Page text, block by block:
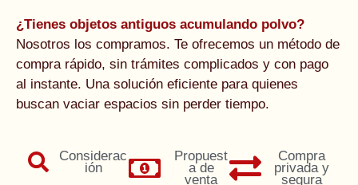
¿Tienes objetos antiguos acumulando polvo?
Nosotros los compramos. Te ofrecemos un método de
compra rápido, sin trámites complicados y con pago
al instante. Una solución eficiente para quienes
buscan vaciar espacios sin perder tiempo.
Considerac
ión
Propuest
a de
venta
Compra
privada y
segura